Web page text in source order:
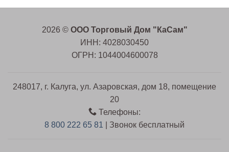
2026 © ООО Торговый Дом "КаСам"
ИНН: 4028030450
ОГРН: 1044004600078
248017, г. Калуга, ул. Азаровская, дом 18, помещение
20
Телефоны:
8 800 222 65 81 | Звонок бесплатный